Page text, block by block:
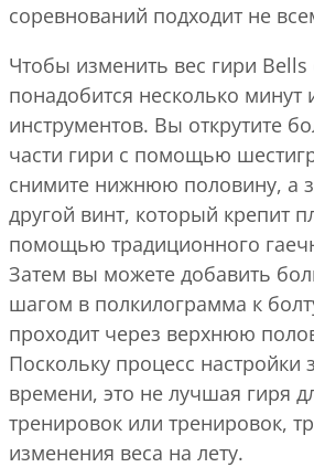
соревнований подходит не
Чтобы изменить вес гири
понадобится несколько минут
инструментов. Вы открутите
части гири с помощью
снимите нижнюю половину, а
другой винт, который крепит
помощью традиционного
Затем вы можете добавить
шагом в полкилограмма к
проходит через верхнюю
Поскольку процесс
времени, это не лучшая гиря
тренировок или тренировок,
изменения веса на лету.